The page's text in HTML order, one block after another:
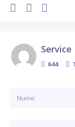
Service
644